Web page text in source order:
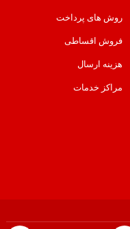
روش های پرداخت
فروش اقساطی
هزینه ارسال
مراکز خدمات